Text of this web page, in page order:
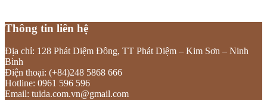
Thông tin liên hệ
Địa chỉ: 128 Phát Diệm Đông, TT Phát Diệm – Kim Sơn – Ninh
Bình
Điện thoại: (+84)248 5868 666
Hotline: 0961 596 596
Email: tuida.com.vn@gmail.com